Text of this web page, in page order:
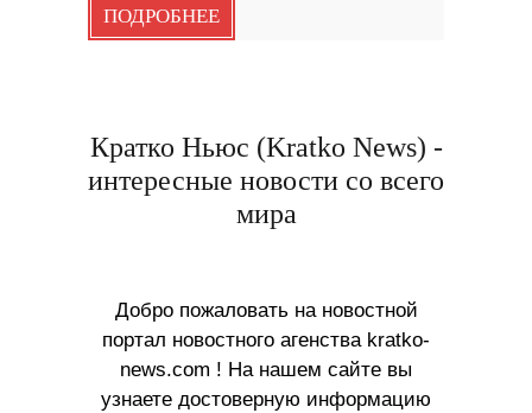
ПОДРОБНЕЕ
Кратко Ньюс (Kratko News) -
интересные новости со всего
мира
Добро пожаловать на новостной
портал новостного агенства kratko-
news.com ! На нашем сайте вы
узнаете достоверную информацию